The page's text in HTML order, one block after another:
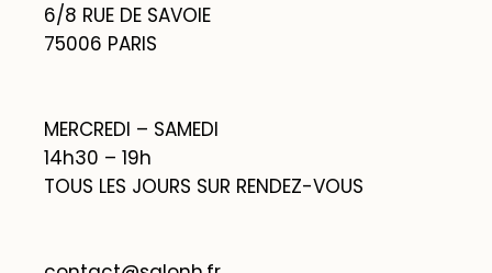
6/8 RUE DE SAVOIE
75006 PARIS
MERCREDI – SAMEDI
14h30 – 19h
TOUS LES JOURS SUR RENDEZ-VOUS